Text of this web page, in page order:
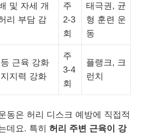
및 자세 개
리 부담 감
주
2-3
회
태극권, 균
형 훈련 운
동
근육 강화
지력 강화
주
3-4
회
플랭크, 크
런치
동은 허리 디스크 예방에 직접적
데요. 특히 허리 주변 근육이 강